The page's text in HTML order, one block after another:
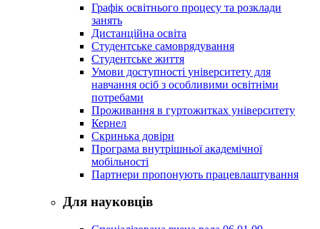
Графік освітнього процесу та розклади
занять
Дистанційна освіта
Студентське самоврядування
Студентське життя
Умови доступності університету для
навчання осіб з особливими освітніми
потребами
Проживання в гуртожитках університету
Кернел
Скринька довіри
Програма внутрішньої академічної
мобільності
Партнери пропонують працевлаштування
Для науковців